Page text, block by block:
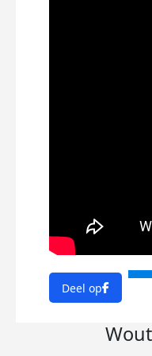
Deel op